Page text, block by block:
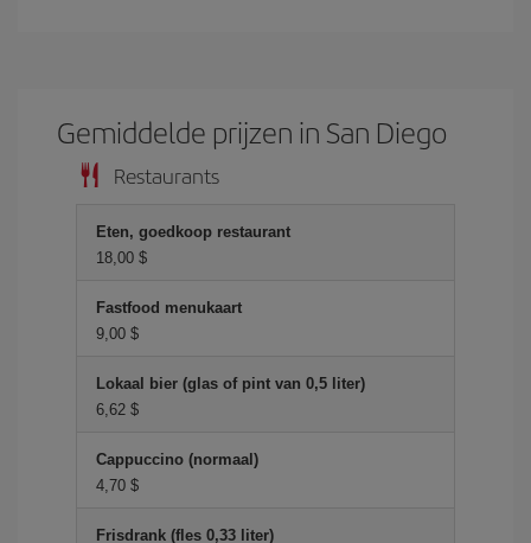
Gemiddelde prijzen in San Diego
Restaurants
Eten, goedkoop restaurant
18,00 $
Fastfood menukaart
9,00 $
Lokaal bier (glas of pint van 0,5 liter)
6,62 $
Cappuccino (normaal)
4,70 $
Frisdrank (fles 0,33 liter)